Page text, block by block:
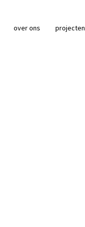
over ons projecten